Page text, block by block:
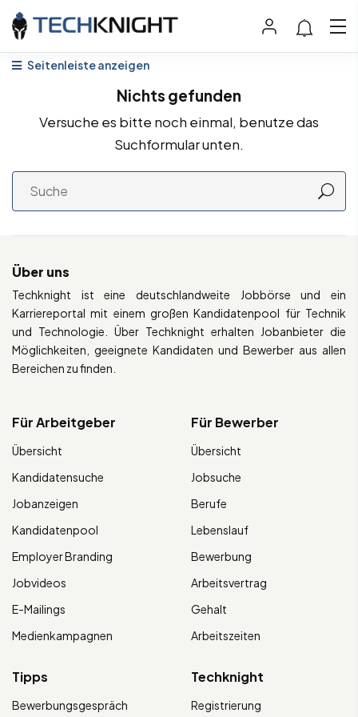
Seitenleiste anzeigen
Nichts gefunden
Versuche es bitte noch einmal, benutze das
Suchformular unten.
Über uns
Techknight ist eine deutschlandweite Jobbörse und ein
Karriereportal mit einem großen Kandidatenpool für Technik
und Technologie. Über Techknight erhalten Jobanbieter die
Möglichkeiten, geeignete Kandidaten und Bewerber aus allen
Bereichen zu finden.
Für Arbeitgeber
Übersicht
Kandidatensuche
Jobanzeigen
Kandidatenpool
Employer Branding
Jobvideos
E-Mailings
Medienkampagnen
Für Bewerber
Übersicht
Jobsuche
Berufe
Lebenslauf
Bewerbung
Arbeitsvertrag
Gehalt
Arbeitszeiten
Tipps
Bewerbungsgespräch
Techknight
Registrierung